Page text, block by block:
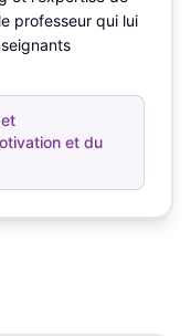
professeur qui lui
et du